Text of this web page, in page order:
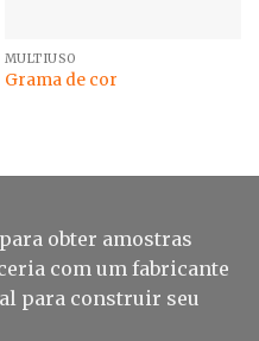
MULTIUSO
Grama de cor
obter amostras
com um fabricante
para construir seu